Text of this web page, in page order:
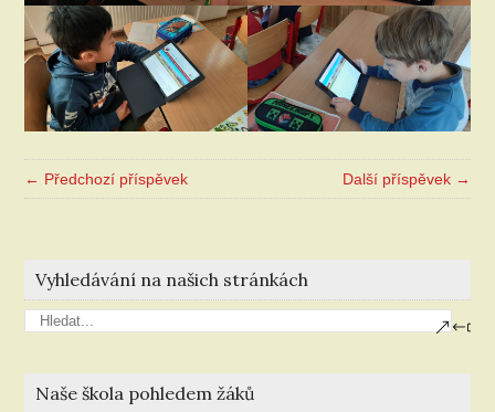
← Předchozí příspěvek Další příspěvek →
Vyhledávání na našich stránkách
Naše škola pohledem žáků